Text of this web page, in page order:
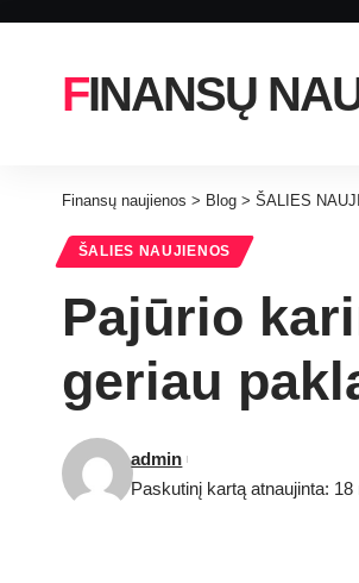
FINANSŲ
Finansų naujienos > Blog > ŠALIES
ŠALIES NAUJIENOS
Pajūrio
geriau
Paskutinį kartą atnaujinta:
admin